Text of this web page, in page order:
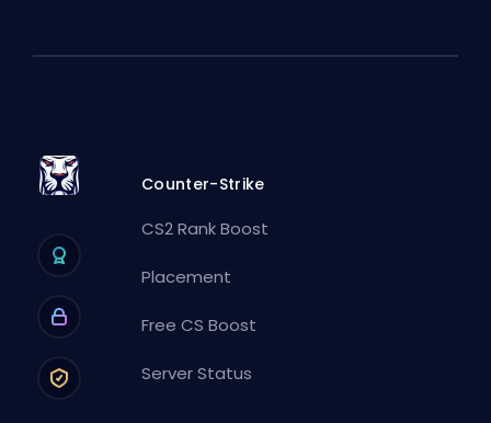
Counter-Strike
CS2 Rank Boost
Placement
Free CS Boost
Server Status